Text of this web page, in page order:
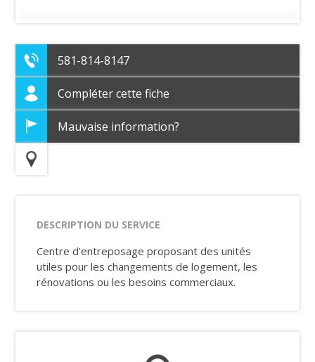
581-814-8147
Compléter cette fiche
Mauvaise information?
DESCRIPTION DU SERVICE
Centre d'entreposage proposant des unités
utiles pour les changements de logement, les
rénovations ou les besoins commerciaux.